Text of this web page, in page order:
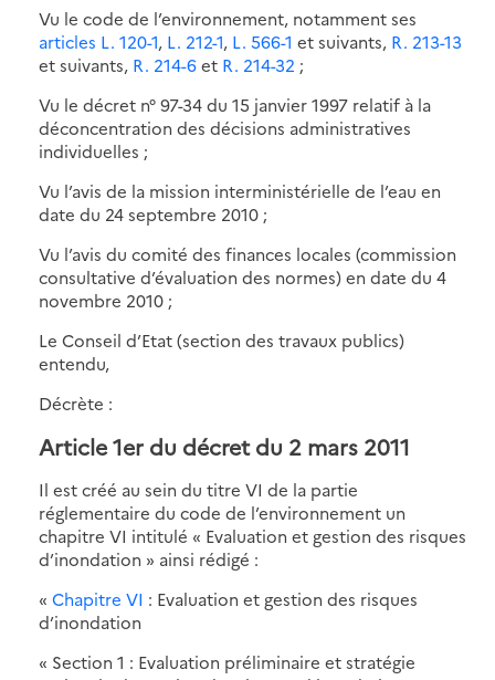
Vu le code de l’environnement, notamment ses
articles L. 120-1, L. 212-1, L. 566-1 et suivants, R. 213-13
et suivants, R. 214-6et R. 214-32 ;
Vu le décret n° 97-34 du 15 janvier 1997 relatif à la
déconcentration des décisions administratives
individuelles ;
Vu l’avis de la mission interministérielle de l’eau en
date du 24 septembre 2010 ;
Vu l’avis du comité des finances locales (commission
consultative d’évaluation des normes) en date du 4
novembre 2010 ;
Le Conseil d’Etat (section des travaux publics)
entendu,
Décrète :
Article 1er du décret du 2 mars 2011
Il est créé au sein du titre VI de la partie
réglementaire du code de l’environnement un
chapitre VI intitulé « Evaluation et gestion des risques
d’inondation » ainsi rédigé :
« Chapitre VI : Evaluation et gestion des risques
d’inondation
« Section 1 : Evaluation préliminaire et stratégie